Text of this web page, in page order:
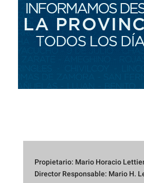
Propietario: Mario Horacio
Director Responsable: Mario H.